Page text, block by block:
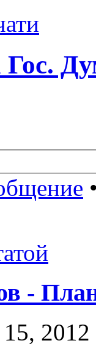
Гос.
-